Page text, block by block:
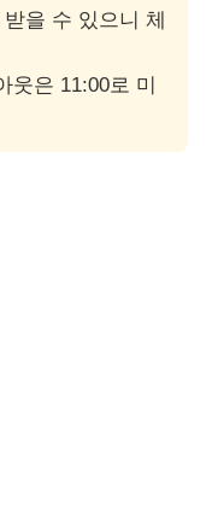
을 수 있으니 체
웃은 11:00로 미